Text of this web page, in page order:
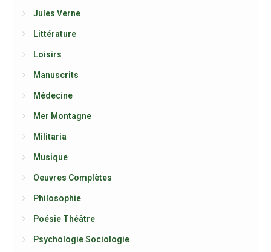
Jules Verne
Littérature
Loisirs
Manuscrits
Médecine
Mer Montagne
Militaria
Musique
Oeuvres Complètes
Philosophie
Poésie Théâtre
Psychologie Sociologie